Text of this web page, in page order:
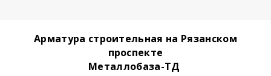
Арматура строительная на Рязанском
проспекте
Металлобаза-ТД